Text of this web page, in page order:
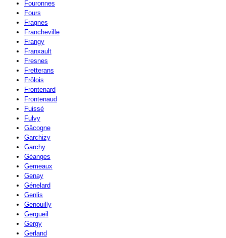
Fouronnes
Fours
Fragnes
Francheville
Frangy
Franxault
Fresnes
Fretterans
Frôlois
Frontenard
Frontenaud
Fuissé
Fulvy
Gâcogne
Garchizy
Garchy
Géanges
Gemeaux
Genay
Génelard
Genlis
Genouilly
Gergueil
Gergy
Gerland